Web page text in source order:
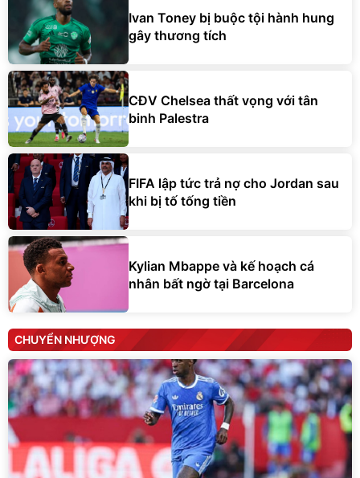
Ivan Toney bị buộc tội hành hung
gây thương tích
CĐV Chelsea thất vọng với tân
binh Palestra
FIFA lập tức trả nợ cho Jordan sau
khi bị tố tống tiền
Kylian Mbappe và kế hoạch cá
nhân bất ngờ tại Barcelona
CHUYỂN NHƯỢNG